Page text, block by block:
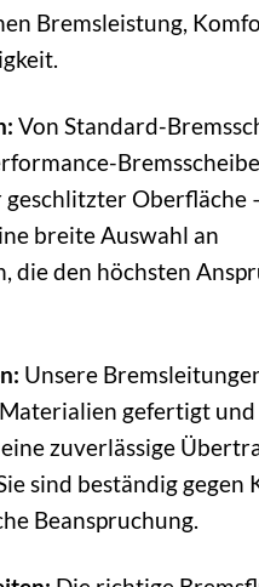
Bremsleistung,
Von Standard-
geschlitzter Oberfläche
breite Auswahl an
die den höchsten
Unsere
gefertigt und
zuverlässige
sind beständig gegen
Beanspruchung.